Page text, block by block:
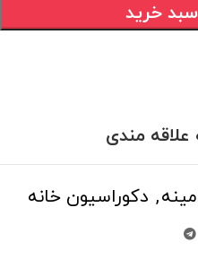
خرید
علاقه مندی
, دکوراسیون خانه